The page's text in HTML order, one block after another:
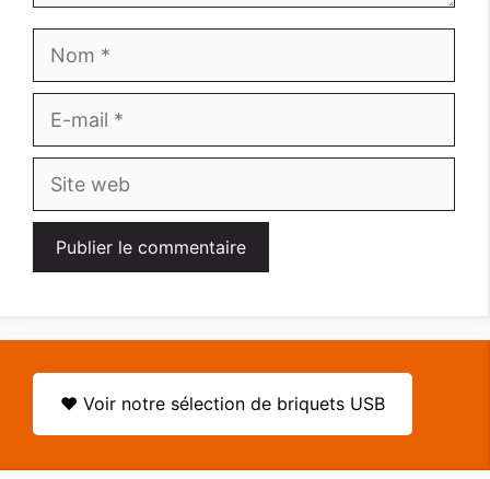
Nom
E-
mail
Site
web
♥️ Voir notre sélection de briquets USB